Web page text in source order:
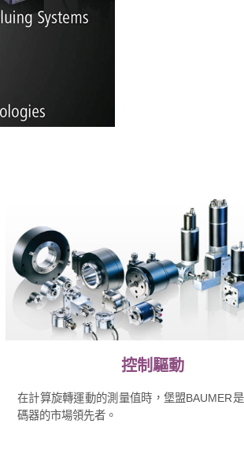
控制驅動
在計算旋轉運動的測量值時，堡盟BAUMER
碼器的市場領先者。